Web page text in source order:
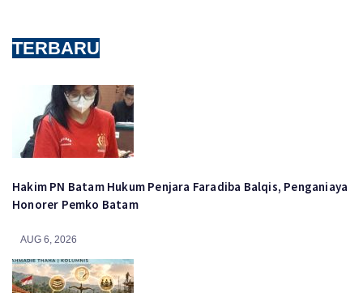
TERBARU
Hakim PN Batam Hukum Penjara Faradiba Balqis, Penganiaya
Honorer Pemko Batam
AUG 6, 2026